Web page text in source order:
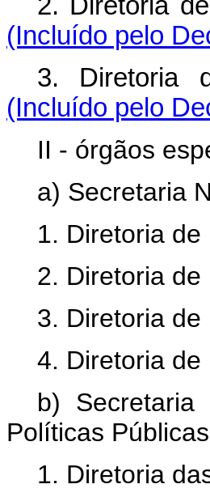
(Incluído pelo
3. Diretoria
(Incluído pelo
II - órgãos
a) Secretaria
1. Diretoria
2. Diretoria
3. Diretoria
4. Diretoria de
b) Secretaria
Políticas
1. Diretoria